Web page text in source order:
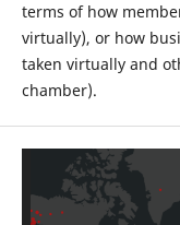
terms of how
virtually), or how
taken virtually and
chamber).